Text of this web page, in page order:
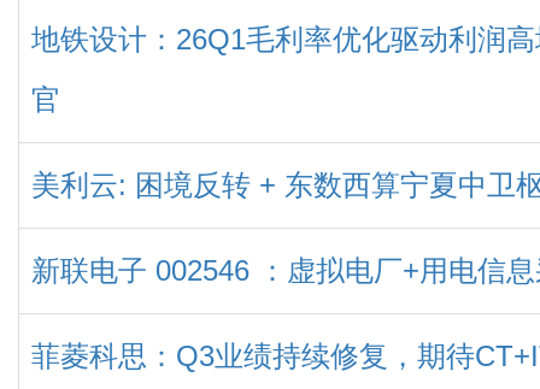
地铁设计：26Q1毛利率优化驱动利润
官
美利云: 困境反转 + 东数西算宁夏中卫
新联电子 002546 ：虚拟电厂+用电信
菲菱科思：Q3业绩持续修复，期待